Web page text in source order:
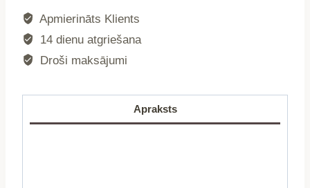
ūdensizturīgs
4x4x4m
bēšs
Apmierināts Klients
14 dienu atgriešana
Droši maksājumi
Apraksts